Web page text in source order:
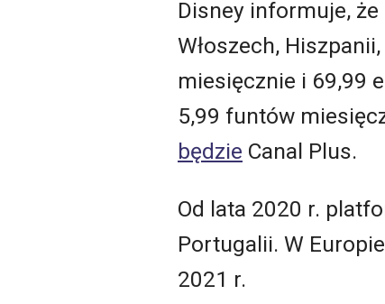
Disney informuje,
Włoszech,
miesięcznie i 69,99
5,99 funtów
będzie Canal Plus.
Od lata 2020 r.
Portugalii. W
2021 r.